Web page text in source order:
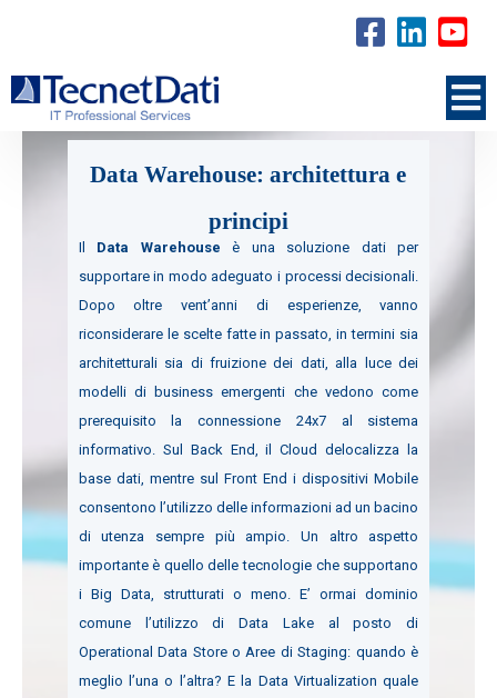
Data Warehouse: architettura e
principi
Il Data Warehouse è una soluzione dati per
supportare in modo adeguato i processi decisionali.
Dopo oltre vent’anni di esperienze, vanno
riconsiderare le scelte fatte in passato, in termini sia
architetturali sia di fruizione dei dati, alla luce dei
modelli di business emergenti che vedono come
prerequisito la connessione 24x7 al sistema
informativo. Sul Back End, il Cloud delocalizza la
base dati, mentre sul Front End i dispositivi Mobile
consentono l’utilizzo delle informazioni ad un bacino
di utenza sempre più ampio. Un altro aspetto
importante è quello delle tecnologie che supportano
i Big Data, strutturati o meno. E’ ormai dominio
comune l’utilizzo di Data Lake al posto di
Operational Data Store o Aree di Staging: quando è
meglio l’una o l’altra? E la Data Virtualization quale